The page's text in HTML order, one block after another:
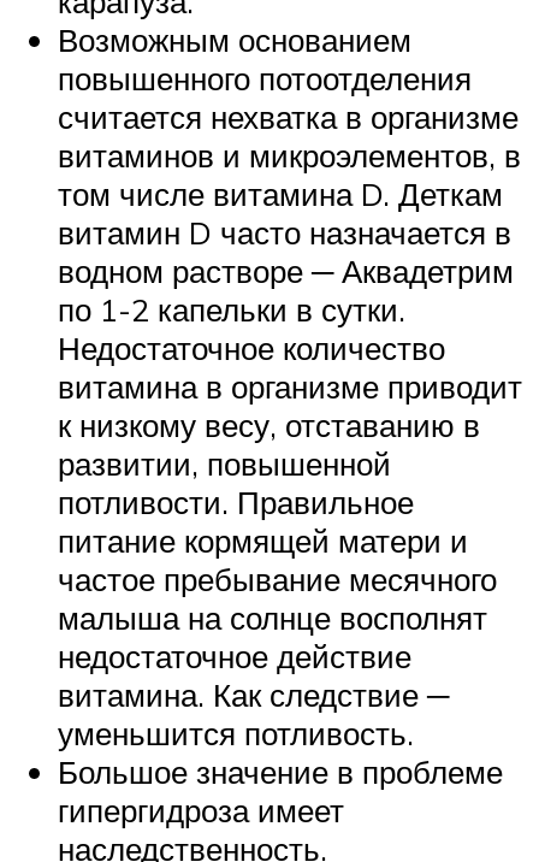
Возможным основанием
повышенного потоотделения
считается нехватка в организме
витаминов и микроэлементов, в
том числе витамина D. Деткам
витамин D часто назначается в
водном растворе ─ Аквадетрим
по 1-2 капельки в сутки.
Недостаточное количество
витамина в организме приводит
к низкому весу, отставанию в
развитии, повышенной
потливости. Правильное
питание кормящей матери и
частое пребывание месячного
малыша на солнце восполнят
недостаточное действие
витамина. Как следствие ─
уменьшится потливость.
Большое значение в проблеме
гипергидроза имеет
наследственность.